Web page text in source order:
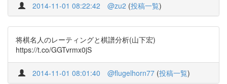
2014-11-01 08:22:42 @zu2 (投稿一覧)
将棋名人のレーティングと棋譜分析(山下宏)
https://t.co/GGTvrmx0jS
2014-11-01 08:01:40 @flugelhorn77 (投稿一覧)